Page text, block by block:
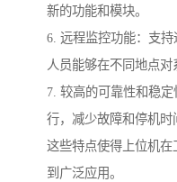
新的功能和模块。
6. 远程监控功能：支
人员能够在不同地点对
7. 较高的可靠性和稳
行，减少故障和停机时
这些特点使得上位机
到广泛应用。